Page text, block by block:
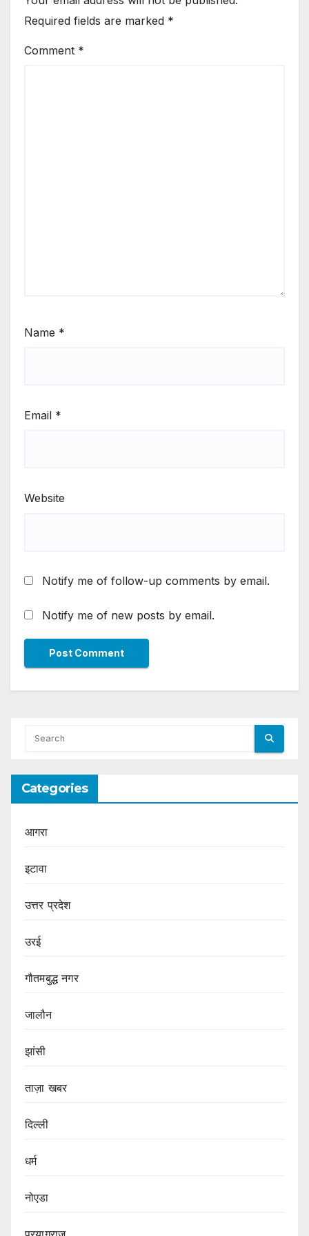
Required fields are marked *
Comment *
Name *
Email *
Website
Notify me of follow-up comments by email.
Notify me of new posts by email.
Categories
आगरा
इटावा
उत्तर प्रदेश
उरई
गौतमबुद्ध नगर
जालौन
झांसी
ताज़ा खबर
दिल्ली
धर्म
नोएडा